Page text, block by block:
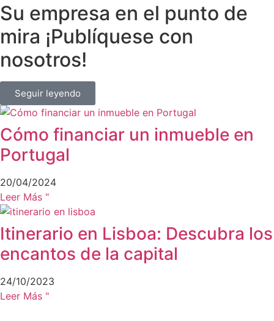
Su empresa en el punto de
mira ¡Publíquese con
nosotros!
Seguir leyendo
Cómo financiar un inmueble en
Portugal
20/04/2024
Leer Más "
Itinerario en Lisboa: Descubra los
encantos de la capital
24/10/2023
Leer Más "